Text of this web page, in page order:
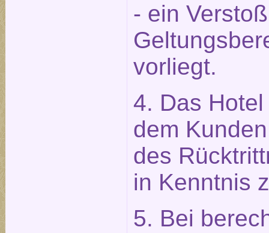
- ein
vorliegt.
4. Das
dem
des
in Kenntnis
5. Bei